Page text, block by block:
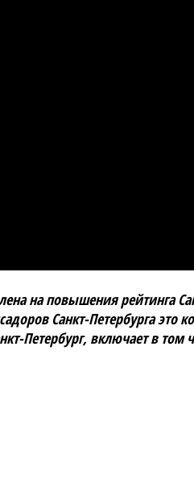
на повышения рейтинга
Санкт-Петербурга это
Петербург, включает в